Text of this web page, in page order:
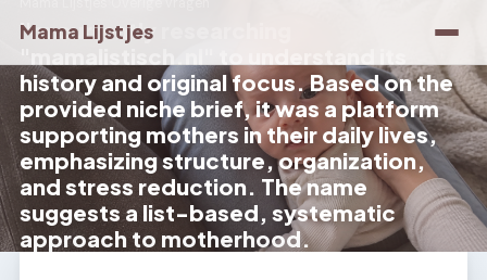
Mama Lijstjes
I'm currently researching
history and original focus. Based on the
provided niche brief, it was a platform
supporting mothers in their daily lives,
emphasizing structure, organization,
and stress reduction. The name
suggests a list-based, systematic
approach to motherhood.